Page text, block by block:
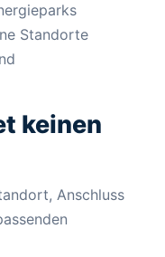
Standorte
keinen
Anschluss